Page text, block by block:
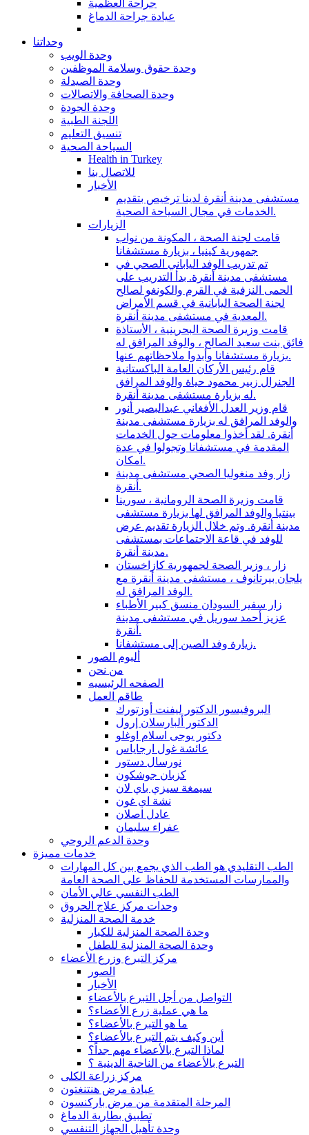
جراحة العظمية
عيادة جراحة الدماغ
وحداتنا
وحدة الويب
وحدة حقوق وسلامة الموظفين
وحدة الصيدلة
وحدة الصحافة والاتصالات
وحدة الجودة
اللجنة الطبية
تنسيق التعليم
السياحة الصحية
Health in Turkey
للاتصال بنا
الأخبار
مستشفى مدينة أنقرة لدينا ترخيص بتقديم
الخدمات في مجال السياحة الصحية.
الزيارات
قامت لجنة الصحة ، المكونة من نواب
جمهورية كينيا ، بزيارة مستشفانا
تم تدريب الوفد الياباني الصحي في
مستشفى مدينة أنقرة. بدأ التدريب على
الحمى النزفية في القرم والكونغو لصالح
لجنة الصحة اليابانية في قسم الأمراض
المعدية في مستشفى مدينة أنقرة.
قامت وزيرة الصحة البحرينية ، الأستاذة
فائق بنت سعيد الصالح ، والوفد المرافق له
بزيارة مستشفانا وأبدوا ملاحظاتهم عنها.
قام رئيس الأركان العامة الباكستانية
الجنرال زبير محمود حياة والوفد المرافق
له بزيارة مستشفى مدينة أنقرة.
قام وزير العدل الأفغاني عبدالبصير أنور
والوفد المرافق له بزيارة مستشفى مدينة
أنقرة. لقد أخذوا معلومات حول الخدمات
المقدمة في مستشفانا وتجولوا في عدة
امكان.
زار وفد منغوليا الصحي مستشفى مدينة
أنقرة.
قامت وزيرة الصحة الرومانية ، سورينا
بينتيا والوفد المرافق لها بزيارة مستشفى
مدينة أنقرة. وتم خلال الزيارة تقديم عرض
للوفد في قاعة الاجتماعات بمستشفى
مدينة أنقرة.
زار ، وزير الصحة لجمهورية كازاخستان
يلجان بيرتانوف ، مستشفى مدينة أنقرة مع
الوفد المرافق له.
زار سفير السودان منسق كبير الأطباء
عزيز أحمد سوريل في مستشفى مدينة
أنقرة.
زيارة وفد الصين إلى مستشفانا.
ألبوم الصور
من نحن
الصفحه الرئيسيه
طاقم العمل
البروفيسور الدكتور ليفنت أوزتورك
الدكتور ألبارسلان إرول
دكتور يوجى اسلام اوغلو
عائشة غول ارجاياس
نورسال دستور
كزبان جوشكون
سيمغة سيزي باي لان
نشة اي غون
عادل اصلان
عفراء سليمان
وحدة الدعم الروحي
خدمات مميزة
الطب التقليدي هو الطب الذي يجمع بين كل المهارات
والممارسات المستخدمة للحفاظ على الصحة العامة
الطب النفسي عالي الأمان
وحدات مركز علاج الحروق
خدمة الصحة المنزلية
وحدة الصحة المنزلية للكبار
وحدة الصحة المنزلية للطفل
مركز التبرع وزرع الأعضاء
الصور
الأخبار
التواصل من أجل التبرع بالأعضاء
ما هي عملية زرع الأعضاء؟
ما هو التبرع بالأعضاء؟
أين وكيف يتم التبرع بالأعضاء؟
لماذا التبرع بالأعضاء مهم جداً؟
التبرع بالأعضاء من الناحية الدينية ؟
مركز زراعة الكلى
عيادة مرض هنتنغتون
المرحلة المتقدمة من مرض باركنسون
تطبيق بطارية الدماغ
وحدة تأهيل الجهاز التنفسي